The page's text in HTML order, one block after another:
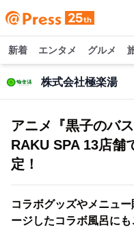
新着 エンタメ グルメ
株式会社極楽湯
アニメ『黒子のバ
RAKU SPA 13店舗
定！
コラボグッズやメニュ
ージしたコラボ風呂にも